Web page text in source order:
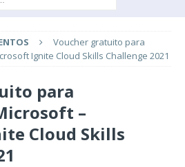
Voucher gratuito para
Ignite Cloud Skills Challenge 2021
para
–
Cloud Skills